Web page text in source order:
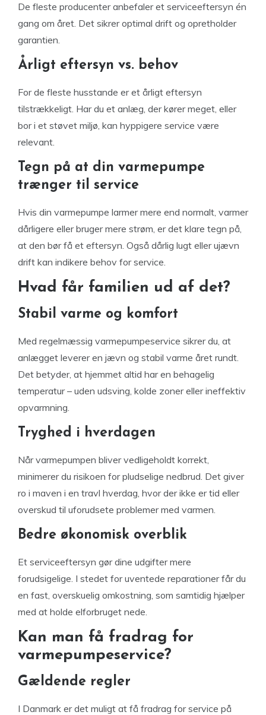
De fleste producenter anbefaler et serviceeftersyn én
gang om året. Det sikrer optimal drift og opretholder
garantien.
Årligt eftersyn vs. behov
For de fleste husstande er et årligt eftersyn
tilstrækkeligt. Har du et anlæg, der kører meget, eller
bor i et støvet miljø, kan hyppigere service være
relevant.
Tegn på at din varmepumpe
trænger til service
Hvis din varmepumpe larmer mere end normalt, varmer
dårligere eller bruger mere strøm, er det klare tegn på,
at den bør få et eftersyn. Også dårlig lugt eller ujævn
drift kan indikere behov for service.
Hvad får familien ud af det?
Stabil varme og komfort
Med regelmæssig varmepumpeservice sikrer du, at
anlægget leverer en jævn og stabil varme året rundt.
Det betyder, at hjemmet altid har en behagelig
temperatur – uden udsving, kolde zoner eller ineffektiv
opvarmning.
Tryghed i hverdagen
Når varmepumpen bliver vedligeholdt korrekt,
minimerer du risikoen for pludselige nedbrud. Det giver
ro i maven i en travl hverdag, hvor der ikke er tid eller
overskud til uforudsete problemer med varmen.
Bedre økonomisk overblik
Et serviceeftersyn gør dine udgifter mere
forudsigelige. I stedet for uventede reparationer får du
en fast, overskuelig omkostning, som samtidig hjælper
med at holde elforbruget nede.
Kan man få fradrag for
varmepumpeservice?
Gældende regler
I Danmark er det muligt at få fradrag for service på